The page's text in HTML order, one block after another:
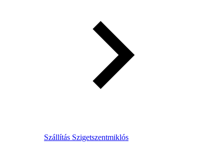
Szállítás Szigetszentmiklós